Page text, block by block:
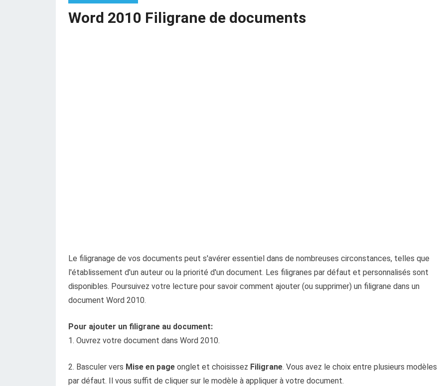
Word 2010 Filigrane de documents
Le filigranage de vos documents peut s'avérer essentiel dans de nombreuses circonstances, telles que
l'établissement d'un auteur ou la priorité d'un document. Les filigranes par défaut et personnalisés sont
disponibles. Poursuivez votre lecture pour savoir comment ajouter (ou supprimer) un filigrane dans un
document Word 2010.
Pour ajouter un filigrane au document:
1. Ouvrez votre document dans Word 2010.
2. Basculer vers Mise en page onglet et choisissez Filigrane. Vous avez le choix entre plusieurs modèles
par défaut. Il vous suffit de cliquer sur le modèle à appliquer à votre document.